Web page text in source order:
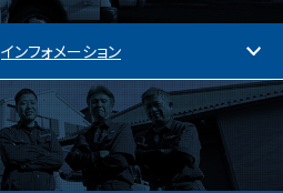
インフォメーション